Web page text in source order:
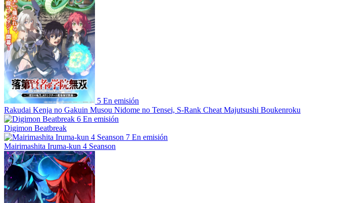
5 En emisión
Rakudai Kenja no Gakuin Musou Nidome no Tensei, S-Rank Cheat Majutsushi Boukenroku
6 En emisión
Digimon Beatbreak
7 En emisión
Mairimashita Iruma-kun 4 Seanson